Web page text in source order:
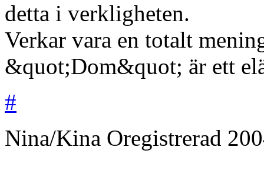
detta i verkligheten.
Verkar vara en totalt
&quot;Dom&quot; är ett
#
Nina/Kina Oregistrerad